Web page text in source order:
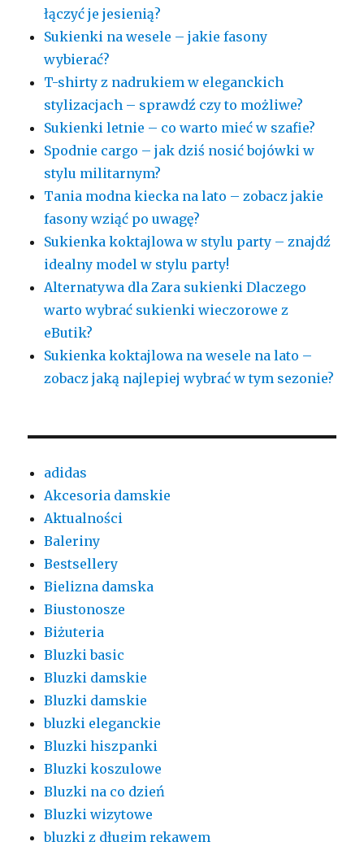
łączyć je jesienią?
Sukienki na wesele – jakie fasony
wybierać?
T-shirty z nadrukiem w eleganckich
stylizacjach – sprawdź czy to możliwe?
Sukienki letnie – co warto mieć w szafie?
Spodnie cargo – jak dziś nosić bojówki w
stylu militarnym?
Tania modna kiecka na lato – zobacz jakie
fasony wziąć po uwagę?
Sukienka koktajlowa w stylu party – znajdź
idealny model w stylu party!
Alternatywa dla Zara sukienki Dlaczego
warto wybrać sukienki wieczorowe z
eButik?
Sukienka koktajlowa na wesele na lato –
zobacz jaką najlepiej wybrać w tym sezonie?
adidas
Akcesoria damskie
Aktualności
Baleriny
Bestsellery
Bielizna damska
Biustonosze
Biżuteria
Bluzki basic
Bluzki damskie
Bluzki damskie
bluzki eleganckie
Bluzki hiszpanki
Bluzki koszulowe
Bluzki na co dzień
Bluzki wizytowe
bluzki z długim rękawem